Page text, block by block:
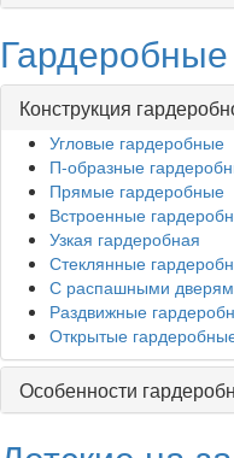
Гардеробные
Конструкция
Угловые гардеробные
П-образные
Прямые гардеробные
Встроенные
Узкая гардеробная
Стеклянные
С распашными
Раздвижные
Открытые
Особенности